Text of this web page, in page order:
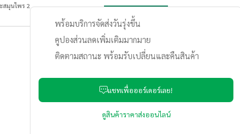
สมุนไพร 2
พร้อมบริการจัดส่งวันรุ่งขึ้น
คูปองส่วนลดเพิ่มเติมมากมาย
ติดตามสถานะ พร้อมรับเปลี่ยนและคืนสินค้า
แชทเพื่อออร์เดอร์เลย!
ดูสินค้าราคาส่งออนไลน์